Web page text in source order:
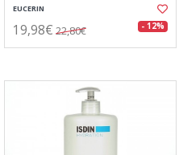
EUCERIN
19,98€ 22,80€ - 12%